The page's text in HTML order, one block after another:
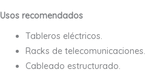
Usos recomendados
Tableros eléctricos.
Racks de telecomunicaciones.
Cableado estructurado.